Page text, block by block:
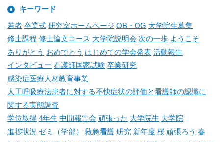
キーワード
若者 卒業式 研究室ホームページ OB・OG 大学院生募集
修士課程 修士論文コース 大学院説明会 次の一歩 ようこそ
ありがとう おめでとう はじめての学会発表 活動報告
インタビュー 看護師国家試験 卒業研究
感染症医療人材教育事業
人工呼吸療法患者に対する不快症状の評価と看護師の認識に
関する実態調査
学位取得 4年生 中間報告会 頑張った 大学院生 大学院
進捗状況 ゼミ（学部） 救急看護 研究 新年度 桜 頑張ろう 春